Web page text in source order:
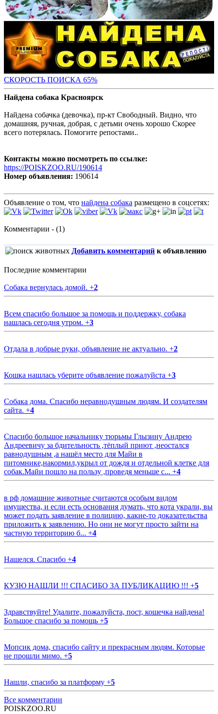
СКОРОСТЬ ПОИСКА 65%
Найдена собака Красноярск
Найдена собачка (девочка), пр-кт Свободный. Видно, что
домашняя, ручная, добрая, с детьми очень хорошо Скорее
всего потерялась. Помогите репостами..
Контакты можно посмотреть по ссылке:
https://POISKZOO.RU/190614
Номер объявления: 190614
Объявление о том, что найдена собака размещено в соцсетях:
Комментарии - (1)
Добавить комментарий к объявлению
Последние комментарии
Собака вернулась домой. +2
Всем спасибо большое за помощь и поддержку, собака
нашлась сегодня утром. +3
Отдала в добрые руки, объявление не актуально. +2
Кошка нашлась уберите объявление пожалуйста +3
Собака дома. Спасибо неравнодушным людям. И создателям
сайта. +4
Спасибо большое начальнику тюрьмы Глызину Андрею
Андреевичу за бдительность ,тёплый приют ,неостался
равнодушным ,а нашёл место для Майи в
питомнике,накормил,укрыл от дождя и отдельной клетке для
собак.Майи пошло на пользу ,проведя меньше с... +4
в рф домашние животные считаются особым видом
имущества, и если есть основания думать, что кота украли, вы
может подать заявление в полицию, какие-то доказательства
приложить к заявлению. Но они не могут просто зайти на
частную территорию б... +4
Нашелся. Спасибо +4
КУЗЮ НАШЛИ !!! СПАСИБО ЗА ПУБЛИКАЦИЮ !!! +5
Здравствуйте! Удалите, пожалуйста, пост, кошечка найдена!
Большое спасибо за помощь +5
Мопсик дома, спасибо сайту и прекрасным людям. Которые
не прошли мимо. +5
Нашли, спасибо за платформу +5
Все комментарии
POISKZOO.RU